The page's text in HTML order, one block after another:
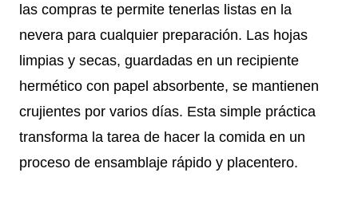
las compras te permite tenerlas listas en la
nevera para cualquier preparación. Las hojas
limpias y secas, guardadas en un recipiente
hermético con papel absorbente, se mantienen
crujientes por varios días. Esta simple práctica
transforma la tarea de hacer la comida en un
proceso de ensamblaje rápido y placentero.